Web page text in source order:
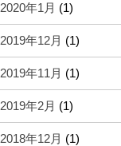
2020年1月 (1)
2019年12月 (1)
2019年11月 (1)
2019年2月 (1)
2018年12月 (1)